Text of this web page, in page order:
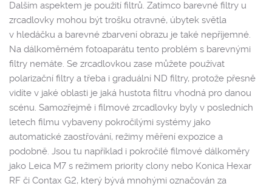
Dalším aspektem je použití filtrů. Zatímco barevné filtry u
zrcadlovky mohou být trošku otravné, úbytek světla
v hledáčku a barevné zbarvení obrazu je také nepříjemné.
Na dálkoměrném fotoaparátu tento problém s barevnými
filtry nemáte. Se zrcadlovkou zase můžete používat
polarizační filtry a třeba i graduální ND filtry, protože přesně
vidíte v jaké oblasti je jaká hustota filtru vhodná pro danou
scénu. Samozřejmě i filmové zrcadlovky byly v posledních
letech filmu vybaveny pokročilými systémy jako
automatické zaostřování, režimy měření expozice a
podobně. Jsou tu například i pokročilé filmové dálkoměry
jako Leica M7 s režimem priority clony nebo Konica Hexar
RF či Contax G2, který bývá mnohými označován za